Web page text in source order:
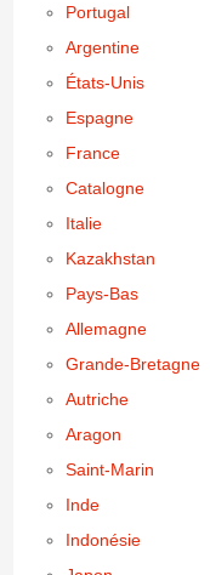
Portugal
Argentine
États-Unis
Espagne
France
Catalogne
Italie
Kazakhstan
Pays-Bas
Allemagne
Grande-Bretagne
Autriche
Aragon
Saint-Marin
Inde
Indonésie